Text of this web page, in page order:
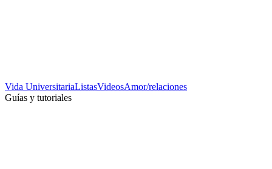
Vida UniversitariaListasVideosAmor/relaciones
Guías y tutoriales